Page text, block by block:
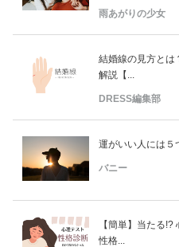
雨あがりの少女
結婚線の見方とは
解説【...
DRESS編集部
運がいい人には５
バニー
【簡単】当たる
性格...